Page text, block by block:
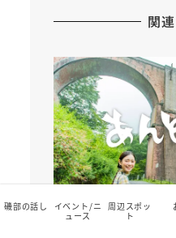
関
磯部の話し
イベント/ニ
ュース
周辺スポッ
ト